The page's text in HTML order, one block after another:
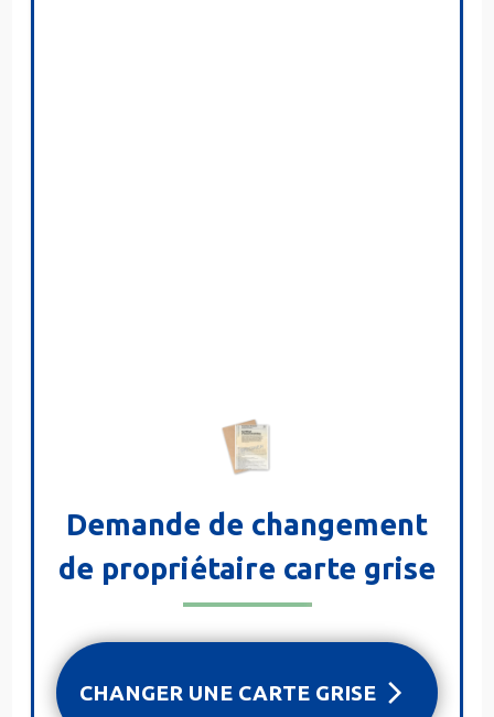
Demande de changement
de propriétaire carte grise
CHANGER UNE CARTE GRISE